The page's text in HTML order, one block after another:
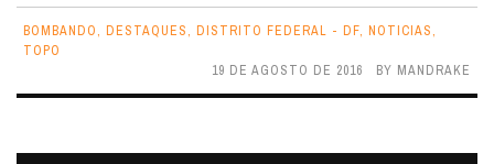
BOMBANDO, DESTAQUES, DISTRITO FEDERAL - DF, NOTICIAS,
TOPO
19 DE AGOSTO DE 2016
BY MANDRAKE